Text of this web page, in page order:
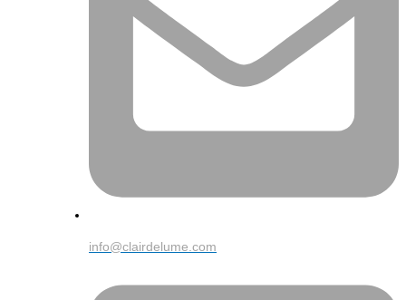
info@clairdelume.com